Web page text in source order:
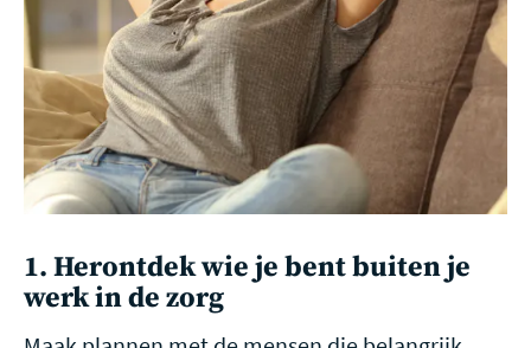
1. Herontdek wie je bent buiten je
werk in de zorg